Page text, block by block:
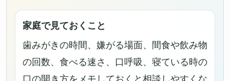
家庭で見ておくこと
歯みがきの時間、嫌がる場面、間食や飲み物
の回数、食べる速さ、口呼吸、寝ている時の